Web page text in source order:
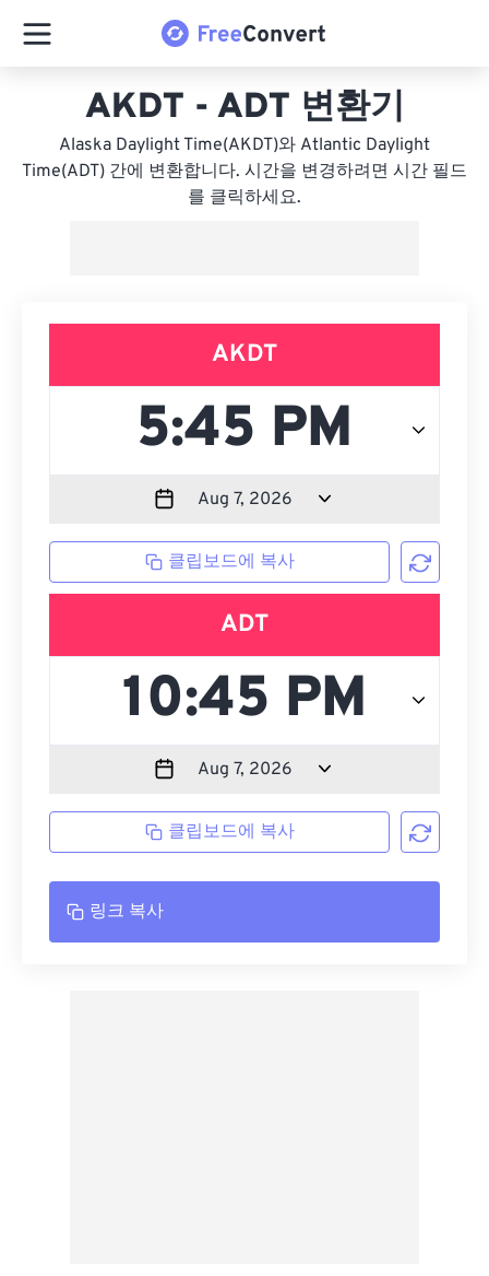
AKDT - ADT 변환기
Alaska Daylight Time(AKDT)와 Atlantic Daylight
Time(ADT) 간에 변환합니다. 시간을 변경하려면 시간 필드
를 클릭하세요.
AKDT
클립보드에 복사
ADT
클립보드에 복사
링크 복사